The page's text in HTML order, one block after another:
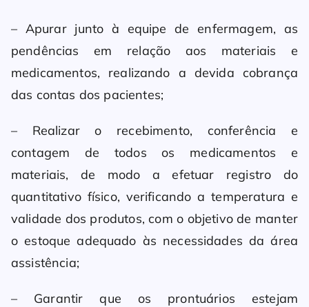
– Apurar junto à equipe de enfermagem, as
pendências em relação aos materiais e
medicamentos, realizando a devida cobrança
das contas dos pacientes;
– Realizar o recebimento, conferência e
contagem de todos os medicamentos e
materiais, de modo a efetuar registro do
quantitativo físico, verificando a temperatura e
validade dos produtos, com o objetivo de manter
o estoque adequado às necessidades da área
assistência;
– Garantir que os prontuários estejam